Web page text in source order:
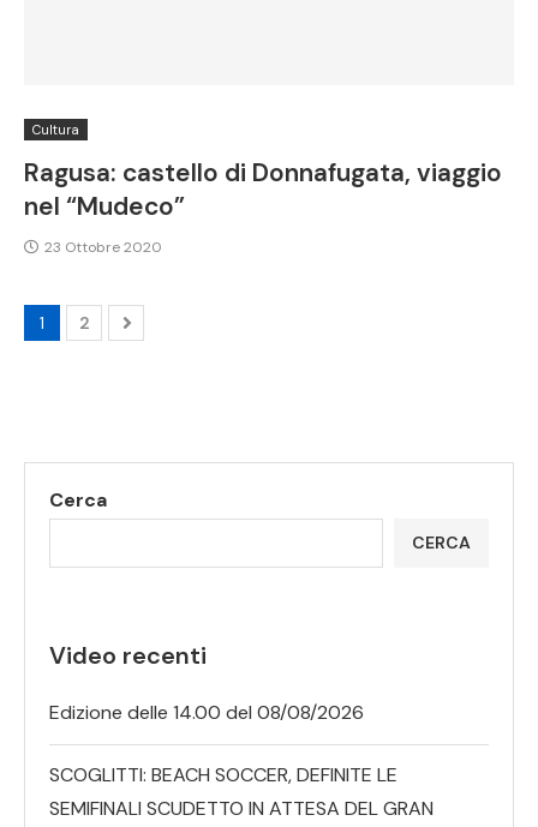
Cultura
Ragusa: castello di Donnafugata, viaggio
nel “Mudeco”
23 Ottobre 2020
1 2
Cerca
CERCA
Video recenti
Edizione delle 14.00 del 08/08/2026
SCOGLITTI: BEACH SOCCER, DEFINITE LE
SEMIFINALI SCUDETTO IN ATTESA DEL GRAN